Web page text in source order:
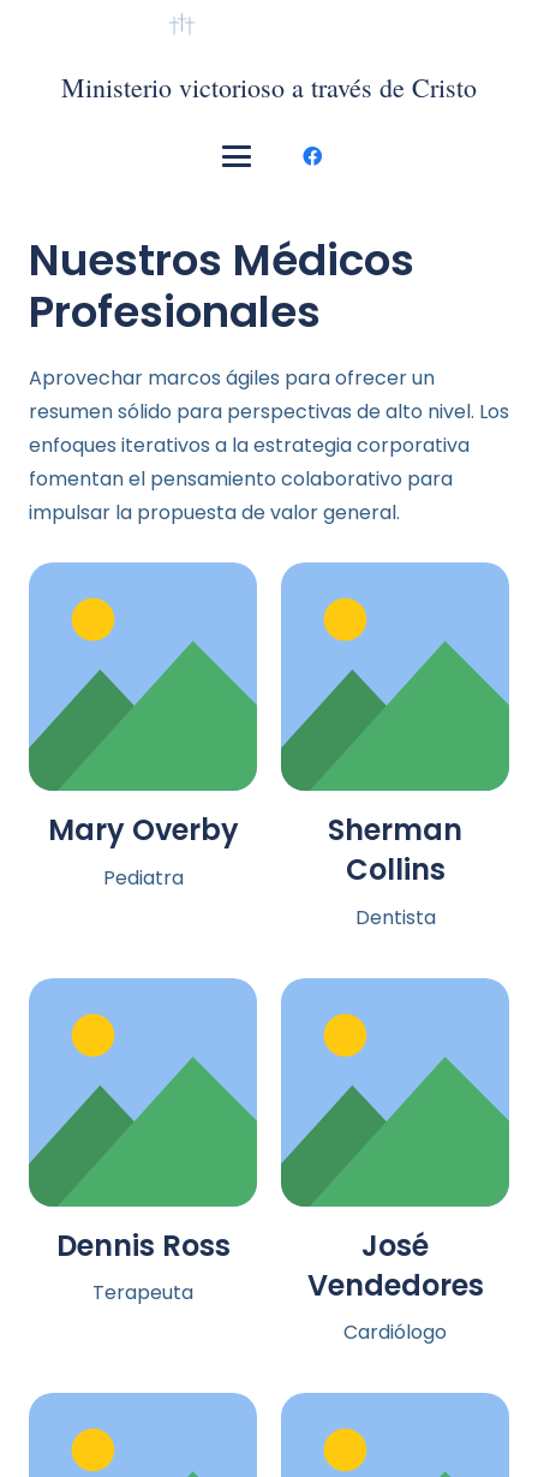
Ministerio victorioso a través de Cristo
Nuestros Médicos
Profesionales
Aprovechar marcos ágiles para ofrecer un
resumen sólido para perspectivas de alto nivel. Los
enfoques iterativos a la estrategia corporativa
fomentan el pensamiento colaborativo para
impulsar la propuesta de valor general.
Mary Overby
Pediatra
Sherman
Collins
Dentista
Dennis Ross
Terapeuta
José
Vendedores
Cardiólogo